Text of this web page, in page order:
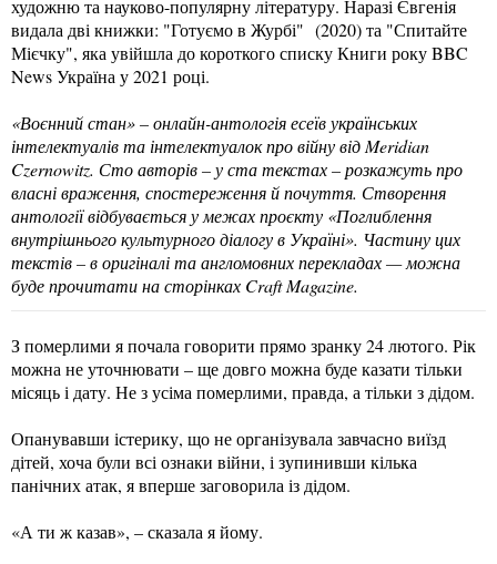
художню та науково-популярну літературу. Наразі Євгенія
видала дві книжки: "Готуємо в Журбі" (2020) та "Спитайте
Мієчку", яка увійшла до короткого списку Книги року BBC
News Україна у 2021 році.
«Воєнний стан» – онлайн-антологія есеїв українських
інтелектуалів та інтелектуалок про війну від Meridian
Czernowitz. Сто авторів – у ста текстах – розкажуть про
власні враження, спостереження й почуття. Створення
антології відбувається у межах проєкту «Поглиблення
внутрішнього культурного діалогу в Україні». Частину цих
текстів – в оригіналі та англомовних перекладах — можна
буде прочитати на сторінках Craft Magazine.
З померлими я почала говорити прямо зранку 24 лютого. Рік
можна не уточнювати – ще довго можна буде казати тільки
місяць і дату. Не з усіма померлими, правда, а тільки з дідом.
Опанувавши істерику, що не організувала завчасно виїзд
дітей, хоча були всі ознаки війни, і зупинивши кілька
панічних атак, я вперше заговорила із дідом.
«А ти ж казав», – сказала я йому.